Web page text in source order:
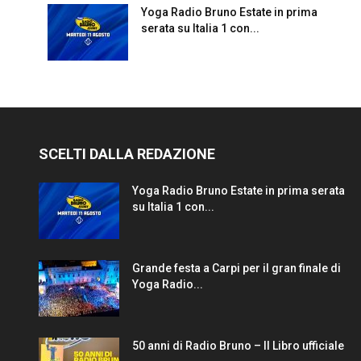
Yoga Radio Bruno Estate in prima
serata su Italia 1 con...
SCELTI DALLA REDAZIONE
Yoga Radio Bruno Estate in prima serata
su Italia 1 con...
Grande festa a Carpi per il gran finale di
Yoga Radio...
50 anni di Radio Bruno – Il Libro ufficiale